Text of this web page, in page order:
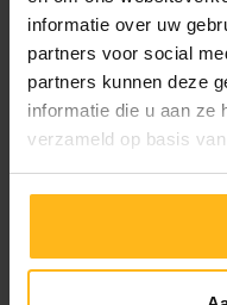
informatie over uw
partners voor social
partners kunnen deze
informatie die u aan ze
verzameld op basis
7 8 9
14 15 16
28 29 30